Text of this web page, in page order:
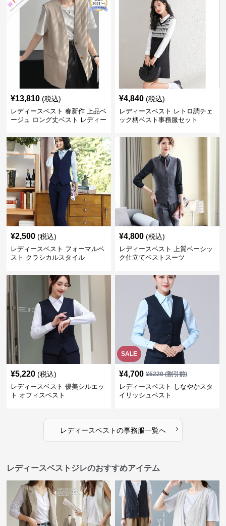
¥13,810 (税込)
レディースベスト 春新作 上品ベ
ージュ ロング丈ベスト レディー
¥4,840 (税込)
レディースベスト レトロ調チェ
ック柄ベスト事務服セット
¥2,500 (税込)
レディースベスト フォーマルベ
スト クラシカルスタイル
¥4,800 (税込)
レディースベスト 上質ベーシッ
ク仕立てベストスーツ
¥5,220 (税込)
レディースベスト 優美シルエッ
ト オフィスベスト
SALE
¥4,700 ¥5220(割引前)
レディースベスト しなやかスタ
イリッシュベスト
レディースベストの事務服一覧へ ›
レディースベストジレのおすすめアイテム